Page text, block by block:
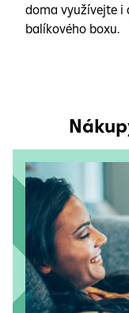
doma využívejte i
balíkového boxu.